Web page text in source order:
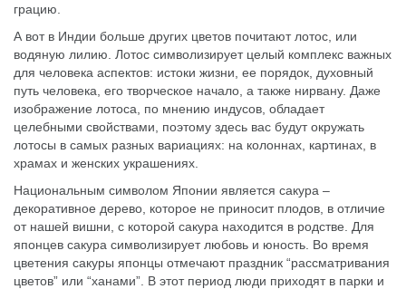
грацию.
А вот в Индии больше других цветов почитают лотос, или
водяную лилию. Лотос символизирует целый комплекс важных
для человека аспектов: истоки жизни, ее порядок, духовный
путь человека, его творческое начало, а также нирвану. Даже
изображение лотоса, по мнению индусов, обладает
целебными свойствами, поэтому здесь вас будут окружать
лотосы в самых разных вариациях: на колоннах, картинах, в
храмах и женских украшениях.
Национальным символом Японии является сакура –
декоративное дерево, которое не приносит плодов, в отличие
от нашей вишни, с которой сакура находится в родстве. Для
японцев сакура символизирует любовь и юность. Во время
цветения сакуры японцы отмечают праздник “рассматривания
цветов” или “ханами”. В этот период люди приходят в парки и